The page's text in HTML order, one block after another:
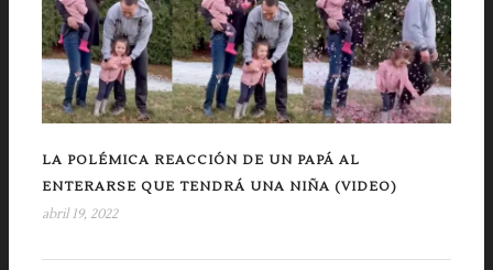
LA POLÉMICA REACCIÓN DE UN PAPÁ AL
ENTERARSE QUE TENDRÁ UNA NIÑA (VIDEO)
abril 19, 2022